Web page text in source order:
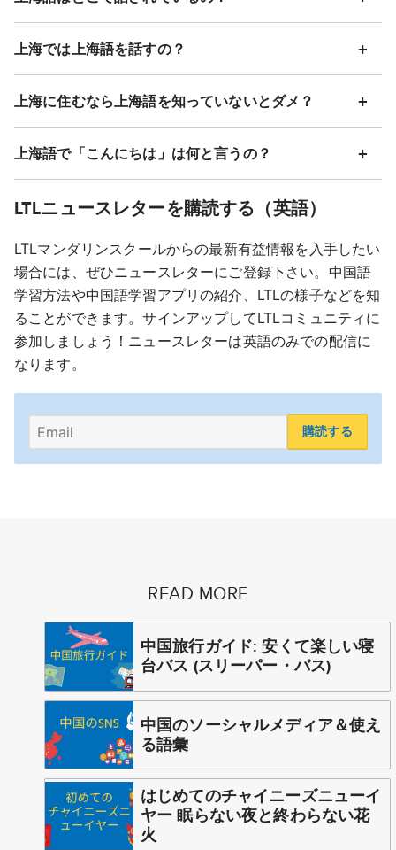
上海では上海語を話すの？
上海に住むなら上海語を知っていないとダメ？
上海語で「こんにちは」は何と言うの？
LTLニュースレターを購読する（英語）
LTLマンダリンスクールからの最新有益情報を入手したい
場合には、ぜひニュースレターにご登録下さい。中国語
学習方法や中国語学習アプリの紹介、LTLの様子などを知
ることができます。サインアップしてLTLコミュニティに
参加しましょう！ニュースレターは英語のみでの配信に
なります。
購読する
READ MORE
中国旅行ガイド: 安くて楽しい寝
台バス (スリーパー・バス)
中国のソーシャルメディア＆使え
る語彙
はじめてのチャイニーズニューイ
ヤー 眠らない夜と終わらない花
火